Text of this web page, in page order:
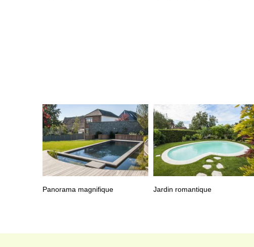
Panorama magnifique Jardin romantique